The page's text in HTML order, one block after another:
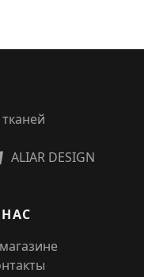
ALIAR DESIGN